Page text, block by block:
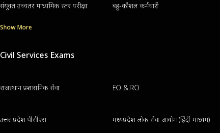
संयुक्त उच्चतर माध्यमिक स्तर परीक्षा बहु-कौशल कर्मचारी
Show More
Civil Services Exams
राजस्थान प्रशासनिक सेवा EO & RO
उत्तर प्रदेश पीसीएस मध्यप्रदेश लोक सेवा आयोग (हिंदी माध्यम)